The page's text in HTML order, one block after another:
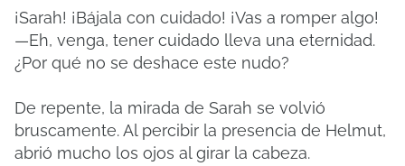
¡Sarah! ¡Bájala con cuidado! ¡Vas a romper algo!
—Eh, venga, tener cuidado lleva una eternidad.
¿Por qué no se deshace este nudo?
De repente, la mirada de Sarah se volvió
bruscamente. Al percibir la presencia de Helmut,
abrió mucho los ojos al girar la cabeza.